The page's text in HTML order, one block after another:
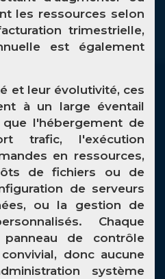
les ressources selon
trimestrielle,
est également
et leur évolutivité, ces
à un large éventail
l'hébergement de
trafic, l'exécution
en ressources,
de fichiers ou de
de serveurs
ou la gestion de
Chaque
de contrôle
donc aucune
système